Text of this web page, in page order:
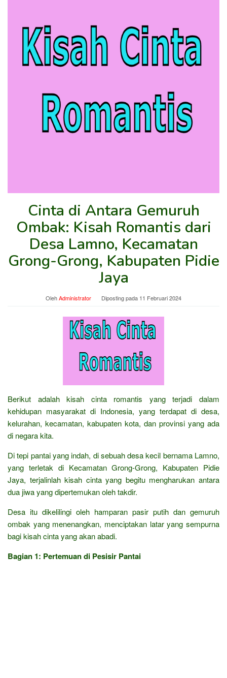
Cinta di Antara Gemuruh
Ombak: Kisah Romantis dari
Desa Lamno, Kecamatan
Grong-Grong, Kabupaten Pidie
Jaya
OlehAdministrator Diposting pada 11 Februari 2024
Berikut adalah kisah cinta romantis yang terjadi dalam
kehidupan masyarakat di Indonesia, yang terdapat di desa,
kelurahan, kecamatan, kabupaten kota, dan provinsi yang ada
di negara kita.
Di tepi pantai yang indah, di sebuah desa kecil bernama Lamno,
yang terletak di Kecamatan Grong-Grong, Kabupaten Pidie
Jaya, terjalinlah kisah cinta yang begitu mengharukan antara
dua jiwa yang dipertemukan oleh takdir.
Desa itu dikelilingi oleh hamparan pasir putih dan gemuruh
ombak yang menenangkan, menciptakan latar yang sempurna
bagi kisah cinta yang akan abadi.
Bagian 1: Pertemuan di Pesisir Pantai